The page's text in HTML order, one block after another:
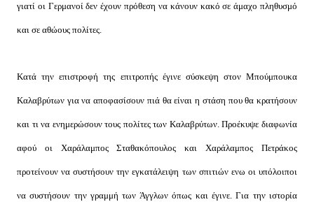
γιατί οι Γερμανοί δεν έχουν πρόθεση να κάνουν κακό σε άμαχο πληθυσμό
και σε αθώους πολίτες.
Κατά την επιστροφή της επιτροπής έγινε σύσκεψη στον Μπούμπουκα
Καλαβρύτων για να αποφασίσουν πιά θα είναι η στάση που θα κρατήσουν
και τι να ενημερώσουν τους πολίτες των Καλαβρύτων. Προέκυψε διαφωνία
αφού οι Χαράλαμπος Σταθακόπουλος και Χαράλαμπος Πετράκος
προτείνουν να συστήσουν την εγκατάλειψη των σπιτιών ενω οι υπόλοιποι
να συστήσουν την γραμμή των Άγγλων όπως και έγινε. Για την ιστορία